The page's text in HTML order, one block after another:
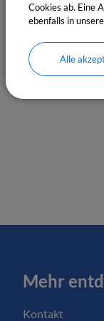
Mehr
Kontakt
Cookies ab. Eine
ebenfalls in
Alle